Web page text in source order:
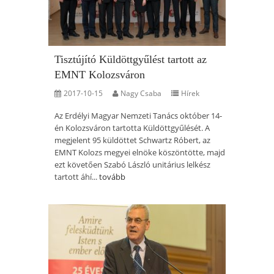
Tisztújító Küldöttgyűlést tartott az
EMNT Kolozsváron
2017-10-15 Nagy Csaba Hírek
Az Erdélyi Magyar Nemzeti Tanács október 14-
én Kolozsváron tartotta Küldöttgyűlését. A
megjelent 95 küldöttet Schwartz Róbert, az
EMNT Kolozs megyei elnöke köszöntötte, majd
ezt követően Szabó László unitárius lelkész
tartott áhí...tovább